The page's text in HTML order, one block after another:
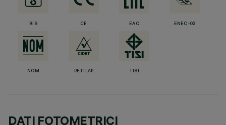
BIS CE EAC ENEC-03
NOM RETILAP TISI
DATI FOTOMETRICI